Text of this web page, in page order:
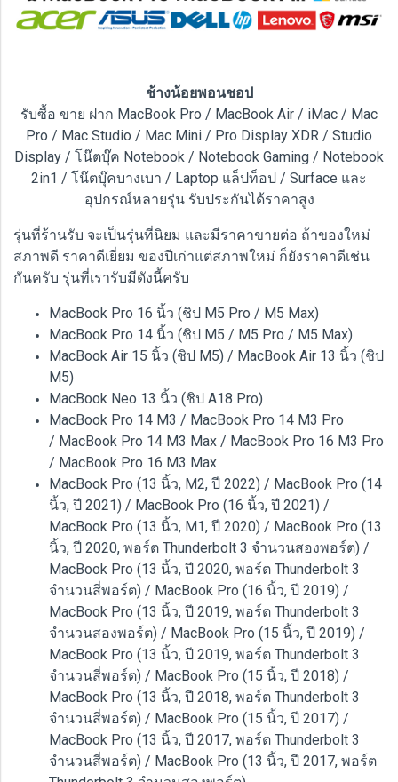
ช้างน้อยพอนชอป
รับซื้อ ขาย ฝาก MacBook Pro / MacBook Air / iMac / Mac
Pro / Mac Studio / Mac Mini / Pro Display XDR / Studio
Display / โน๊ตบุ๊ค Notebook / Notebook Gaming / Notebook
2in1 / โน๊ตบุ๊คบางเบา / Laptop แล็ปท็อป / Surface และ
อุปกรณ์หลายรุ่น รับประกันได้ราคาสูง
รุ่นที่ร้านรับ จะเป็นรุ่นที่นิยม และมีราคาขายต่อ ถ้าของใหม่
สภาพดี ราคาดีเยี่ยม ของปีเก่าแต่สภาพใหม่ ก็ยังราคาดีเช่น
กันครับ รุ่นที่เรารับมีดังนี้ครับ
MacBook Pro 16 นิ้ว (ชิป M5 Pro / M5 Max)
MacBook Pro 14 นิ้ว (ชิป M5 / M5 Pro / M5 Max)
MacBook Air 15 นิ้ว (ชิป M5) / MacBook Air 13 นิ้ว (ชิป
M5)
MacBook Neo 13 นิ้ว (ชิป A18 Pro)
MacBook Pro 14 M3 / MacBook Pro 14 M3 Pro
/ MacBook Pro 14 M3 Max / MacBook Pro 16 M3 Pro
/ MacBook Pro 16 M3 Max
MacBook Pro (13 นิ้ว, M2, ปี 2022) / MacBook Pro (14
นิ้ว, ปี 2021) / MacBook Pro (16 นิ้ว, ปี 2021) /
MacBook Pro (13 นิ้ว, M1, ปี 2020) / MacBook Pro (13
นิ้ว, ปี 2020, พอร์ต Thunderbolt 3 จำนวนสองพอร์ต) /
MacBook Pro (13 นิ้ว, ปี 2020, พอร์ต Thunderbolt 3
จำนวนสี่พอร์ต) / MacBook Pro (16 นิ้ว, ปี 2019) /
MacBook Pro (13 นิ้ว, ปี 2019, พอร์ต Thunderbolt 3
จำนวนสองพอร์ต) / MacBook Pro (15 นิ้ว, ปี 2019) /
MacBook Pro (13 นิ้ว, ปี 2019, พอร์ต Thunderbolt 3
จำนวนสี่พอร์ต) / MacBook Pro (15 นิ้ว, ปี 2018) /
MacBook Pro (13 นิ้ว, ปี 2018, พอร์ต Thunderbolt 3
จำนวนสี่พอร์ต) / MacBook Pro (15 นิ้ว, ปี 2017) /
MacBook Pro (13 นิ้ว, ปี 2017, พอร์ต Thunderbolt 3
จำนวนสี่พอร์ต) / MacBook Pro (13 นิ้ว, ปี 2017, พอร์ต